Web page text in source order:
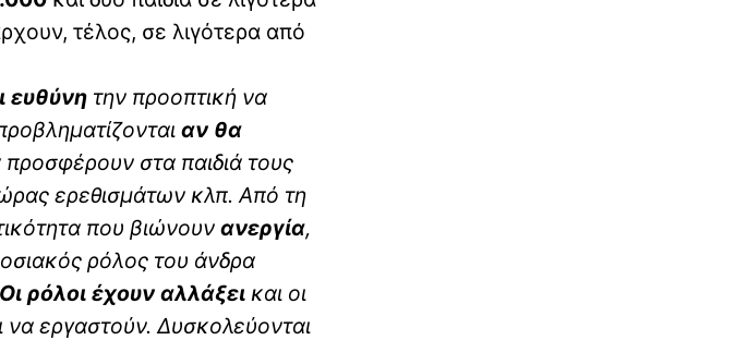
τέλος, σε λιγότερα από
ευθύνη την προοπτική να
αν θα
στα παιδιά τους
ερεθισμάτων κλπ. Από τη
που βιώνουν ανεργία,
ρόλος του άνδρα
Οι ρόλοι έχουν αλλάξει και οι
να εργαστούν. Δυσκολεύονται